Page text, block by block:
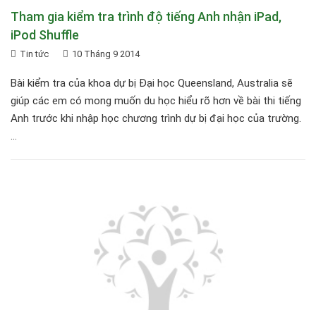
Tham gia kiểm tra trình độ tiếng Anh nhận iPad,
iPod Shuffle
Tin tức 10 Tháng 9 2014
Bài kiểm tra của khoa dự bị Đại học Queensland, Australia sẽ
giúp các em có mong muốn du học hiểu rõ hơn về bài thi tiếng
Anh trước khi nhập học chương trình dự bị đại học của trường.
...